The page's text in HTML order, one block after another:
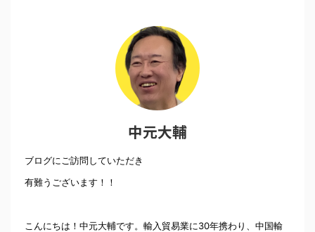
中元大輔
ブログにご訪問していただき
有難うございます！！
こんにちは！中元大輔です。輸入貿易業に30年携わり、中国輸